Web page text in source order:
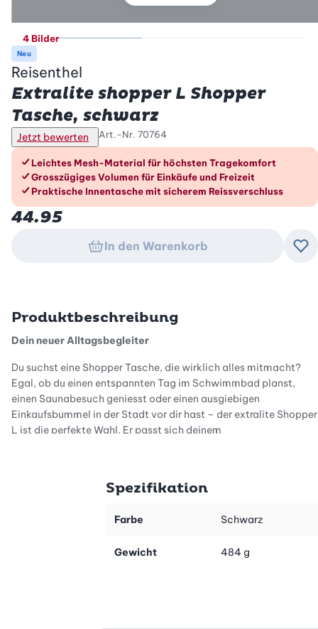
4 Bilder
Neu
Reisenthel
Extralite shopper L Shopper
Tasche, schwarz
Jetzt bewerten Art.-Nr. 70764
Die Vorteile im Überblick
Leichtes Mesh-Material für höchsten Tragekomfort
Grosszügiges Volumen für Einkäufe und Freizeit
Praktische Innentasche mit sicherem Reissverschluss
44.95
In den Warenkorb
Produktbeschreibung
Dein neuer Alltagsbegleiter
Du suchst eine Shopper Tasche, die wirklich alles mitmacht?
Egal, ob du einen entspannten Tag im Schwimmbad planst,
einen Saunabesuch geniesst oder einen ausgiebigen
Einkaufsbummel in der Stadt vor dir hast – der extralite Shopper
L ist die perfekte Wahl. Er passt sich deinem
sodass du dich voll und ganz auf deine Erlebnisse konzentrieren
Dieser Shopper für Damen aus innovativem Mesh-Material setzt
Spezifikation
Farbe Schwarz
Gewicht 484 g